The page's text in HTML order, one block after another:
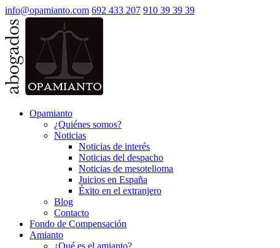
info@opamianto.com 692 433 207 910 39 39 39
Opamianto
¿Quiénes somos?
Noticias
Noticias de interés
Noticias del despacho
Noticias de mesotelioma
Juicios en España
Éxito en el extranjero
Blog
Contacto
Fondo de Compensación
Amianto
¿Qué es el amianto?